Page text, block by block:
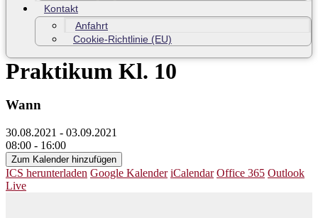
Kontakt
Anfahrt
Cookie-Richtlinie (EU)
Praktikum Kl. 10
Wann
30.08.2021 - 03.09.2021
08:00 - 16:00
Zum Kalender hinzufügen
ICS herunterladen Google Kalender iCalendar Office 365 Outlook
Live